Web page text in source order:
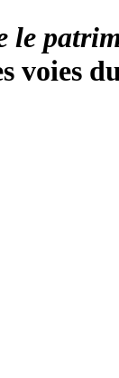
le
voies